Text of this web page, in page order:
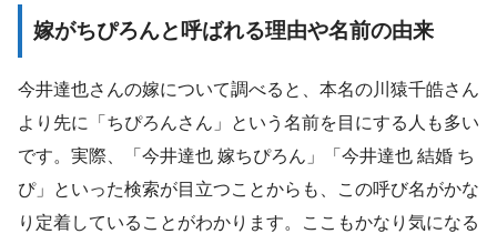
嫁がちぴろんと呼ばれる理由や名前の由来
今井達也さんの嫁について調べると、本名の川猿千皓さん
より先に「ちぴろんさん」という名前を目にする人も多い
です。実際、「今井達也 嫁ちぴろん」「今井達也 結婚 ち
ぴ」といった検索が目立つことからも、この呼び名がかな
り定着していることがわかります。ここもかなり気になる